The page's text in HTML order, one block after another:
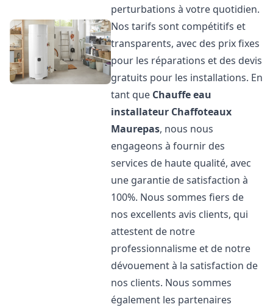
perturbations à votre quotidien.
Nos tarifs sont compétitifs et
transparents, avec des prix fixes
pour les réparations et des devis
gratuits pour les installations. En
tant que Chauffe eau
installateur Chaffoteaux
Maurepas, nous nous
engageons à fournir des
services de haute qualité, avec
une garantie de satisfaction à
100%. Nous sommes fiers de
nos excellents avis clients, qui
attestent de notre
professionnalisme et de notre
dévouement à la satisfaction de
nos clients. Nous sommes
également les partenaires